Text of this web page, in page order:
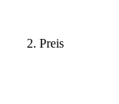
2. Preis